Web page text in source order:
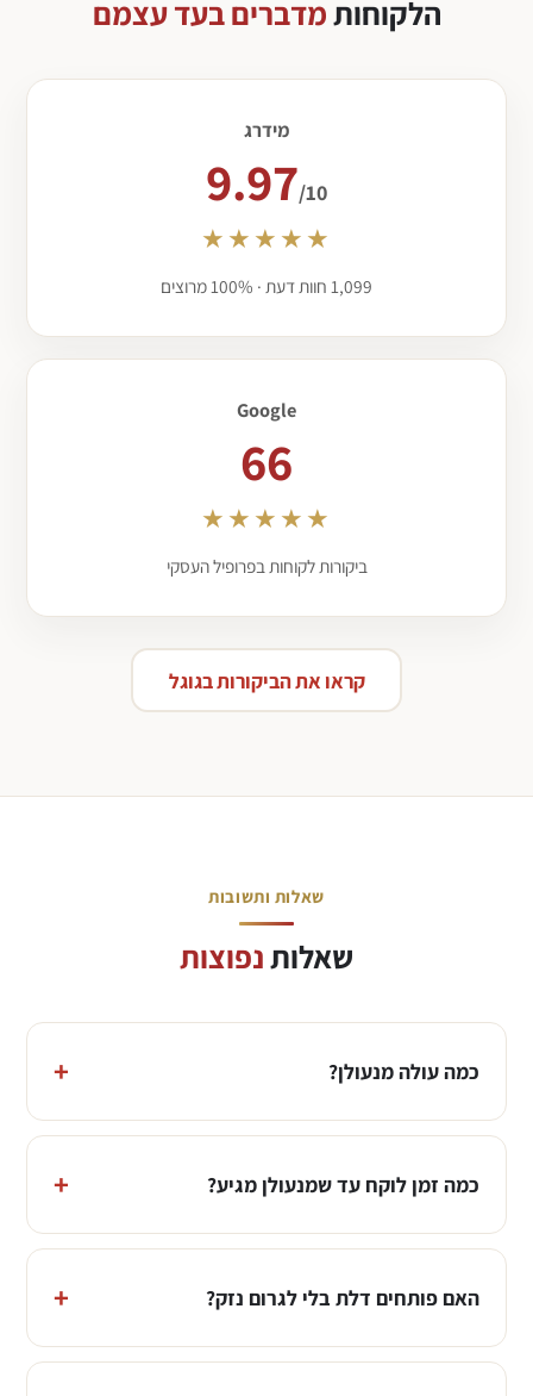
הלקוחותמדברים בעד עצמם
מידרג
9.97/10
★★★★★
1,099 חוות דעת · 100% מרוצים
Google
66
★★★★★
ביקורות לקוחות בפרופיל העסקי
קראו את הביקורות בגוגל
שאלות ותשובות
שאלותנפוצות
כמה עולה מנעולן?
כמה זמן לוקח עד שמנעולן מגיע?
האם פותחים דלת בלי לגרום נזק?